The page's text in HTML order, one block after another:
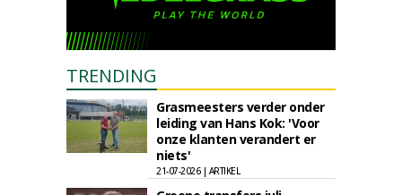
TRENDING
Grasmeesters verder onder
leiding van Hans Kok: 'Voor
onze klanten verandert er
niets'
21-07-2026 | ARTIKEL